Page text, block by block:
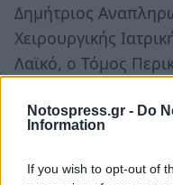
Notospress.gr - Do
Information
If you wish to opt-out of
Δημήτριος
Χειρουργικής
Λαϊκό, ο Τόμος
ΕΚΠΑ Διευθυντής
ο Τσουρούφλης